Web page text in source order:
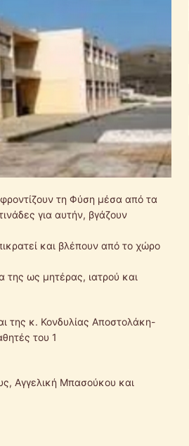
τη Φύση μέσα από τα
για αυτήν, βγάζουν
και βλέπουν από το χώρο
της ως μητέρας, ιατρού και
της κ. Κονδυλίας Αποστολάκη-
του 1
Αγγελική Μπασούκου και